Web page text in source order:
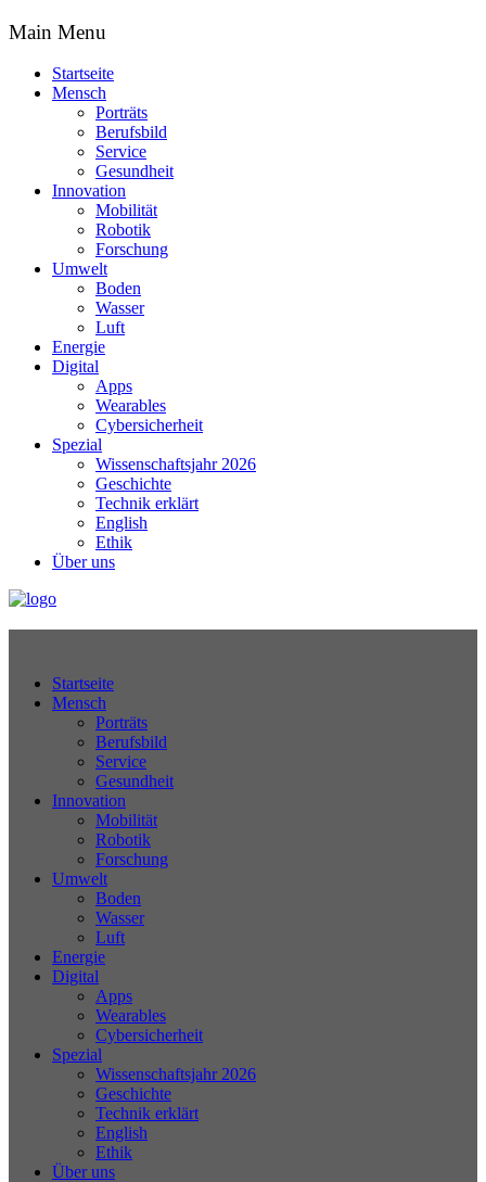
Main Menu
Startseite
Mensch
Porträts
Berufsbild
Service
Gesundheit
Innovation
Mobilität
Robotik
Forschung
Umwelt
Boden
Wasser
Luft
Energie
Digital
Apps
Wearables
Cybersicherheit
Spezial
Wissenschaftsjahr 2026
Geschichte
Technik erklärt
English
Ethik
Über uns
Startseite
Mensch
Porträts
Berufsbild
Service
Gesundheit
Innovation
Mobilität
Robotik
Forschung
Umwelt
Boden
Wasser
Luft
Energie
Digital
Apps
Wearables
Cybersicherheit
Spezial
Wissenschaftsjahr 2026
Geschichte
Technik erklärt
English
Ethik
Über uns